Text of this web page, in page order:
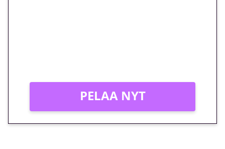
PELAA NYT